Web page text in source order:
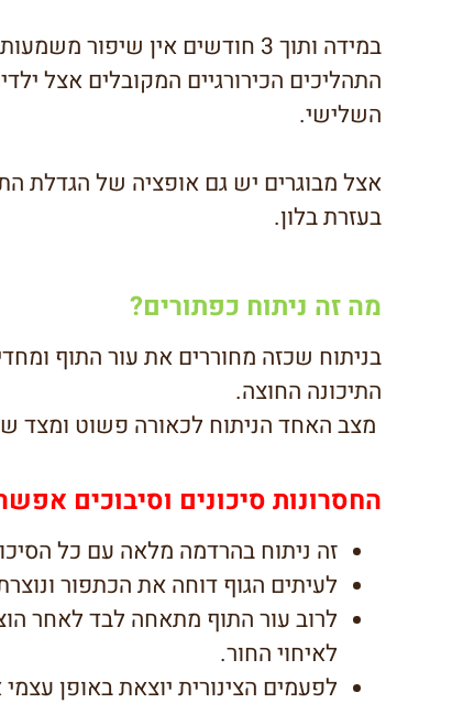
במידה ותוך 3 חודשים אין שיפור משמעותי ימליץ הרופא על תהליך כירורגי.
התהליכים הכירורגיים המקובלים אצל
השלישי.
אצל מבוגרים יש גם אופציה של הגדלת
בעזרת בלון.
מה זה ניתוח כפתורים?
בניתוח שכזה מחוררים את עור התוף
התיכונה החוצה.
מצב האחד הניתוח לכאורה פשוט ומצד
החסרונות סיכונים וסיבוכים
זה ניתוח בהרדמה מלאה עם כל
לעיתים הגוף דוחה את הכתפור
לרוב עור התוף מתאחה לבד לאחר
לאיחוי החור.
לפעמים הצינורית יוצאת באופן